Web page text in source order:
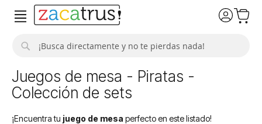
Juegos de mesa - Piratas -
Colección de sets
¡Encuentra tu juego de mesa perfecto en este listado!